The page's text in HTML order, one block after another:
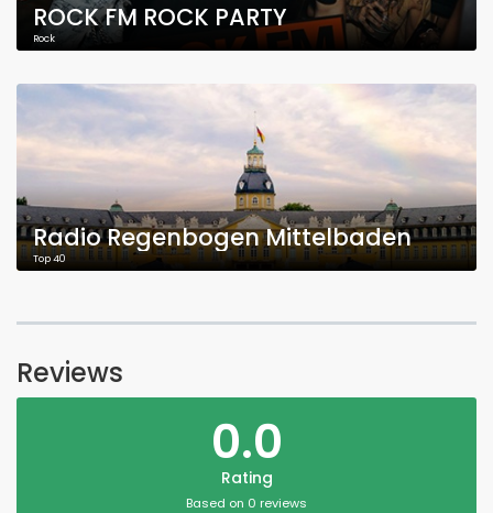
ROCK FM ROCK PARTY
Rock
Radio Regenbogen Mittelbaden
Top 40
Reviews
0.0
Rating
Based on 0 reviews